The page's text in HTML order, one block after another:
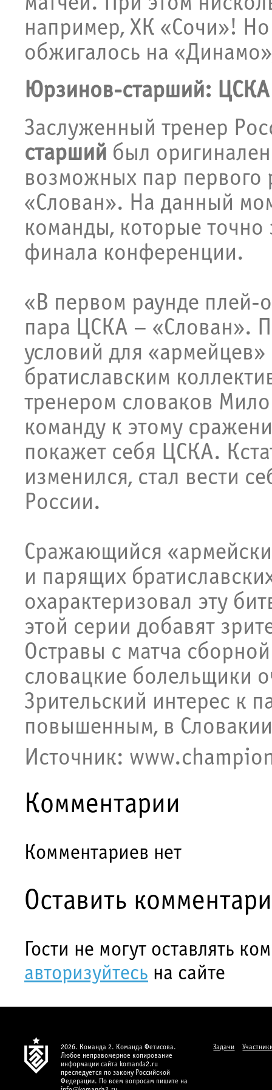
например, ХК «Сочи»!
обжигалось на
Юрзинов-старший: ЦСКА
Заслуженный тренер
старший был
возможных пар первого
«Слован». На данный
команды, которые
финала конференции.
«В первом раунде
пара ЦСКА – «Слован».
условий для
братиславским
тренером словаков
команду к этому
покажет себя ЦСКА.
изменился, стал вести
России.
Сражающийся
и парящих
охарактеризовал эту
этой серии добавят
Остравы с матча
словацкие болельщики
Зрительский интерес к
повышенным, в
​Источник:
Комментарии
Комментариев нет
Оставить
Гости не могут оставлять
авторизуйтесь на сайте
2026. Команда 2. Команда Фетисова.
Любое неправомерное копирование
информации сайта komanda2.ru
преследуется по закону Российской
Федерации. По всем вопросам пишите на
Задачи